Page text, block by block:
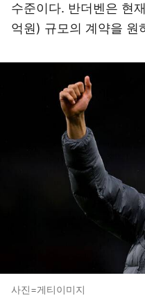
수준이다. 반더벤은 현
억원) 규모의 계약을 원
사진=게티이미지